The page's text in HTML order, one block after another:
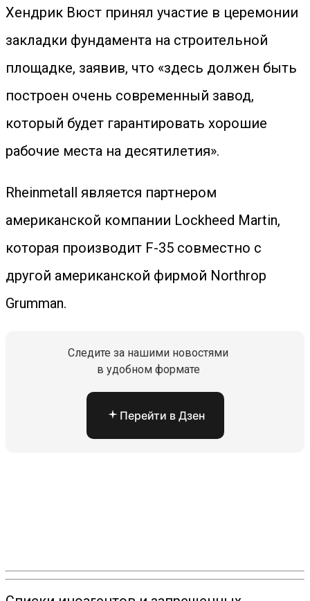
Хендрик Вюст принял участие в церемонии
закладки фундамента на строительной
площадке, заявив, что «здесь должен быть
построен очень современный завод,
который будет гарантировать хорошие
рабочие места на десятилетия».
Rheinmetall является партнером
американской компании Lockheed Martin,
которая производит F-35 совместно с
другой американской фирмой Northrop
Grumman.
Следите за нашими новостями
в удобном формате
Перейти в Дзен